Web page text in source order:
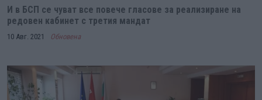
И в БСП се чуват все повече гласове за реализиране на
редовен кабинет с третия мандат
10 Авг. 2021 Обновена